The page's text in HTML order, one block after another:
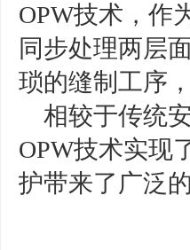
OPW技术，作
同步处理两层
琐的缝制工序
相较于传统
OPW技术实现
护带来了广泛